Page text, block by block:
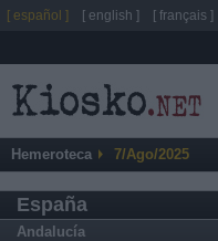
Hemeroteca 7/Ago/2025
España
Andalucía
[ español ] [ english ] [ français ]